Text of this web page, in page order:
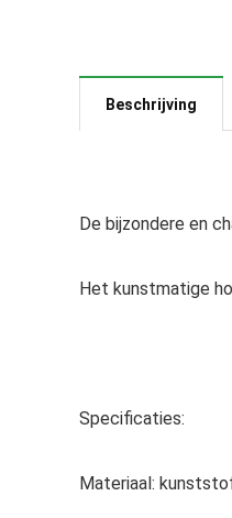
Beschrijving
De bijzondere en
Het kunstmatige
Specificaties:
Materiaal: